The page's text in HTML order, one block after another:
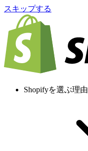
スキップする
Shopifyを選ぶ理由